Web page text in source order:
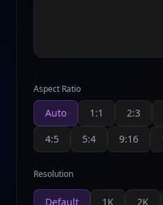
Aspect Ratio
Auto 1:1 2:3
4:5
5:4 9:16
Resolution
Default 1K 2K